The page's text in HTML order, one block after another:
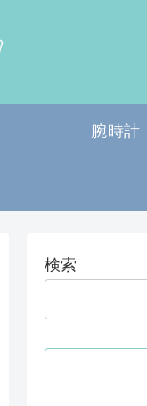
腕時計
検索